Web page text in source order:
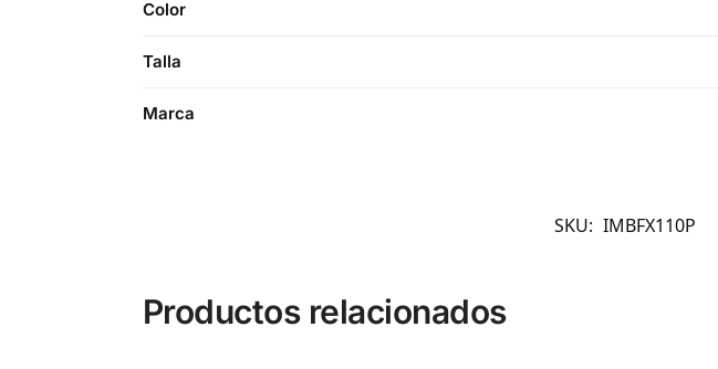
Color
Talla
Marca
SKU: IMBFX110P
Productos relacionados